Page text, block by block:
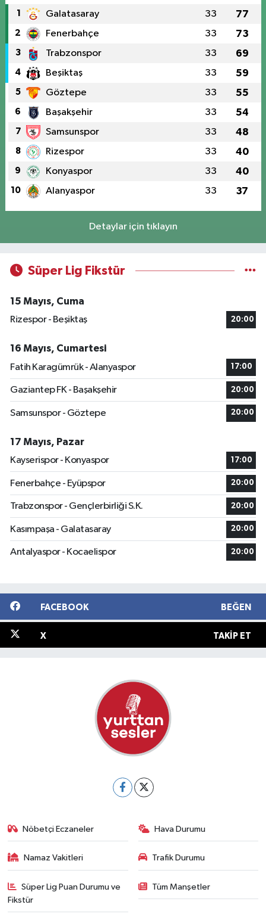
1 Galatasaray 33 77
2 Fenerbahçe 33 73
3 Trabzonspor 33 69
4 Beşiktaş 33 59
5 Göztepe 33 55
6 Başakşehir 33 54
7 Samsunspor 33 48
8 Rizespor 33 40
9 Konyaspor 33 40
10 Alanyaspor 33 37
Detaylar için tıklayın
Süper Lig Fikstür
15 Mayıs, Cuma
Rizespor - Beşiktaş
20:00
16 Mayıs, Cumartesi
Fatih Karagümrük - Alanyaspor
17:00
Gaziantep FK - Başakşehir 20:00
Samsunspor - Göztepe 20:00
17 Mayıs, Pazar
Kayserispor - Konyaspor
17:00
Fenerbahçe - Eyüpspor 20:00
Trabzonspor - Gençlerbirliği S.K. 20:00
Kasımpaşa - Galatasaray 20:00
Antalyaspor - Kocaelispor 20:00
FACEBOOK BEĞEN
X TAKIP ET
Nöbetçi Eczaneler Hava Durumu
Namaz Vakitleri Trafik Durumu
Süper Lig Puan Durumu ve
Fikstür
Tüm Manşetler